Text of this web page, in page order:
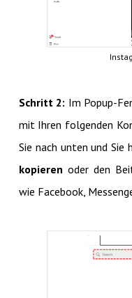
Schritt 2: Im Popup-
mit Ihren folgenden
Sie nach unten und Sie
kopieren oder den
wie Facebook,